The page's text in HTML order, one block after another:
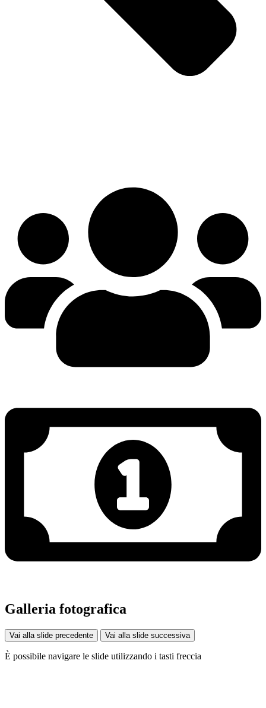
Galleria fotografica
Vai alla slide precedente Vai alla slide successiva
È possibile navigare le slide utilizzando i tasti freccia